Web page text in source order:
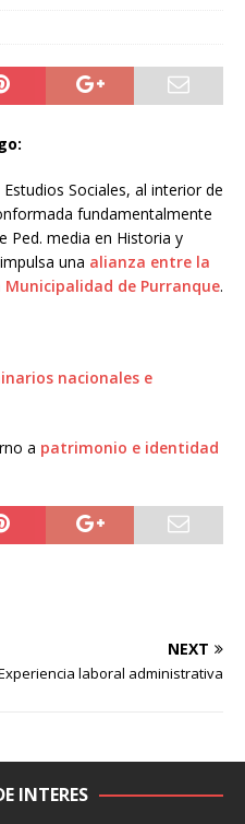
Sociales, al interior de
fundamentalmente
Ped. media en Historia y
una alianza entre la
Municipalidad de Purranque.
nacionales e
a patrimonio e identidad
NEXT
laboral administrativa
INTERES